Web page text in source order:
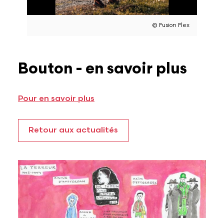
© Fusion Flex
Bouton - en savoir plus
Pour en savoir plus
Retour aux actualités
Voir l'image